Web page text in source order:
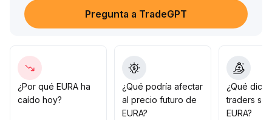
de manera efectiva el reciente máximo (como en la
zona clave de resistencia) y se confirme con aumento
fluctuación de ±5%)
A mediano y largo plazo, enfóquese en los cambios de
liquidez y flujo de fondos generales, y espere hasta
que la tendencia del mercado se confirme para
aumentar la posición gradualmente
Pregunta a TradeGPT
¿Por qué EURA ha
caído hoy?
¿Qué podría afectar
al precio futuro de
EURA?
¿Qué
traders
EURA?